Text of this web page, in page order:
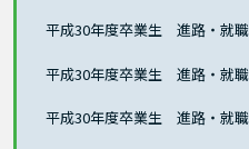
平成30年度卒業生 進路・就
平成30年度卒業生 進路・就
平成30年度卒業生 進路・就